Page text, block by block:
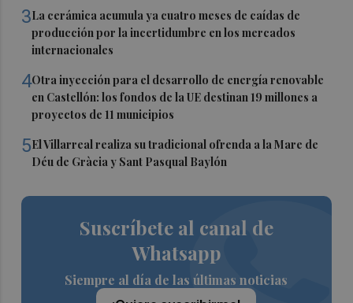
3La cerámica acumula ya cuatro meses de caídas de
producción por la incertidumbre en los mercados
internacionales
4Otra inyección para el desarrollo de energía renovable
en Castellón: los fondos de la UE destinan 19 millones a
proyectos de 11 municipios
5El Villarreal realiza su tradicional ofrenda a la Mare de
Déu de Gràcia y Sant Pasqual Baylón
Suscríbete al canal de
Whatsapp
Siempre al día de las últimas noticias